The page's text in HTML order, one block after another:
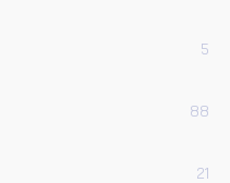
5
88
21